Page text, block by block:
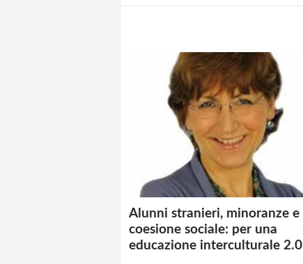
Alunni stranieri, minoranze e
coesione sociale: per una
educazione interculturale 2.0